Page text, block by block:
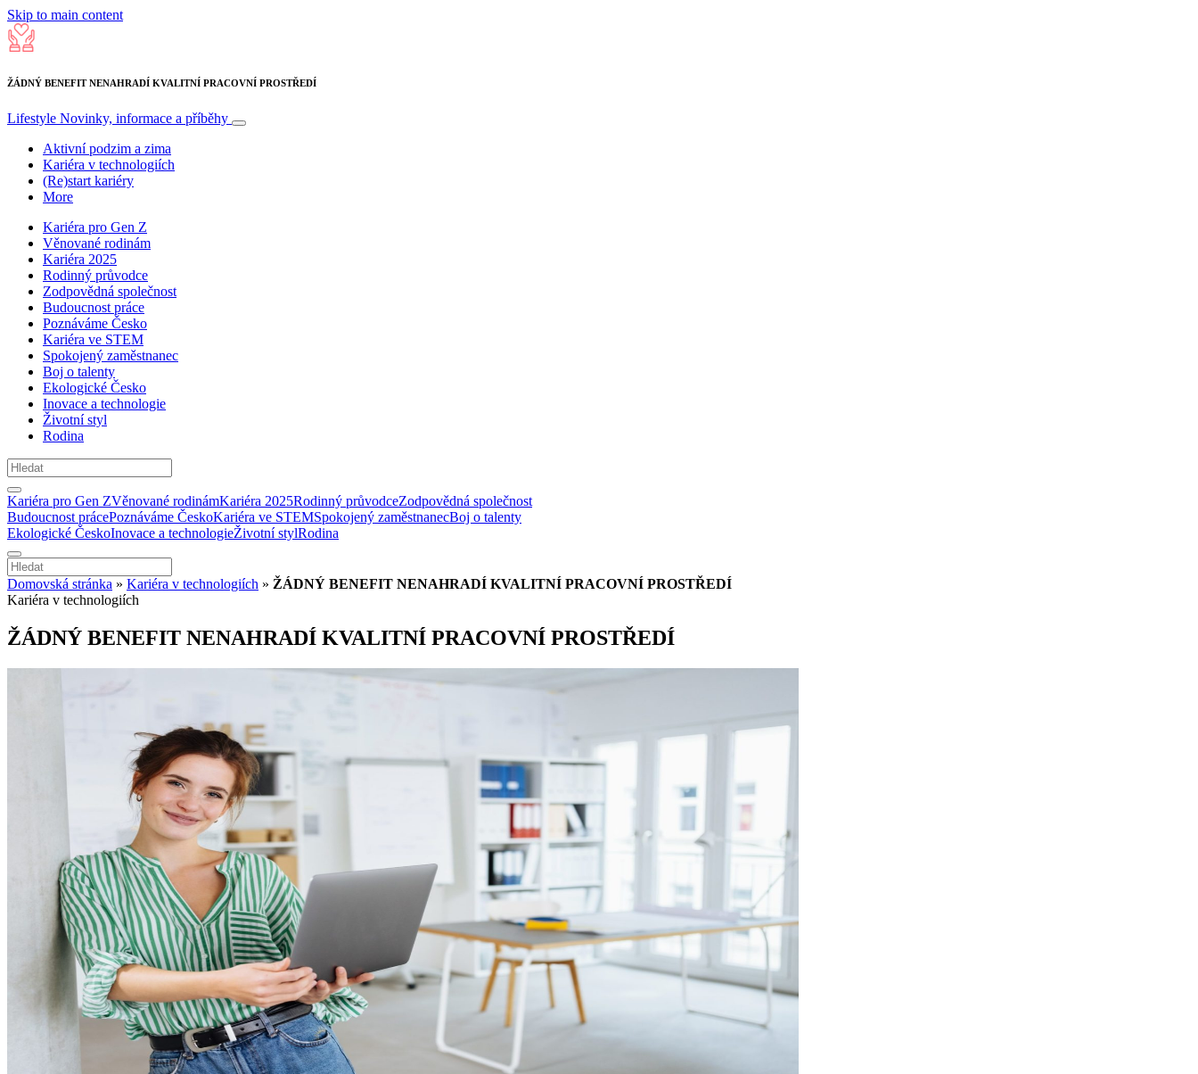
Skip to main content
ŽÁDNÝ BENEFIT NENAHRADÍ KVALITNÍ PRACOVNÍ PROSTŘEDÍ
Lifestyle Novinky, informace a příběhy
Aktivní podzim a zima
Kariéra v technologiích
(Re)start kariéry
More
Kariéra pro Gen Z
Věnované rodinám
Kariéra 2025
Rodinný průvodce
Zodpovědná společnost
Budoucnost práce
Poznáváme Česko
Kariéra ve STEM
Spokojený zaměstnanec
Boj o talenty
Ekologické Česko
Inovace a technologie
Životní styl
Rodina
Kariéra pro Gen ZVěnované rodinámKariéra 2025Rodinný průvodceZodpovědná společnost
Budoucnost prácePoznáváme ČeskoKariéra ve STEMSpokojený zaměstnanecBoj o talenty
Ekologické ČeskoInovace a technologieŽivotní stylRodina
Domovská stránka » Kariéra v technologiích » ŽÁDNÝ BENEFIT NENAHRADÍ KVALITNÍ PRACOVNÍ PROSTŘEDÍ
Kariéra v technologiích
ŽÁDNÝ BENEFIT NENAHRADÍ KVALITNÍ PRACOVNÍ PROSTŘEDÍ